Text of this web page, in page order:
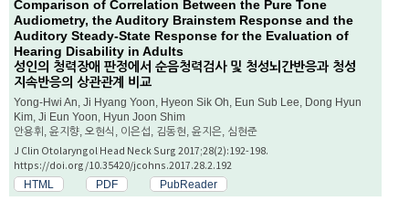
Comparison of Correlation Between the Pure Tone
Audiometry, the Auditory Brainstem Response and the
Auditory Steady-State Response for the Evaluation of
Hearing Disability in Adults
성인의 청력장애 판정에서 순음청력검사 및 청성뇌간반응과 청성
지속반응의 상관관계 비교
Yong-Hwi An, Ji Hyang Yoon, Hyeon Sik Oh, Eun Sub Lee, Dong Hyun
Kim, Ji Eun Yoon, Hyun Joon Shim
안용휘, 윤지향, 오현식, 이은섭, 김동현, 윤지은, 심현준
J Clin Otolaryngol Head Neck Surg 2017;28(2):192-198.
https://doi.org/10.35420/jcohns.2017.28.2.192
HTML PDF PubReader